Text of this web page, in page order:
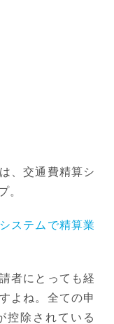
、交通費精算シ
。
ステムで精算業
者にとっても経
よね。全ての申
控除されている